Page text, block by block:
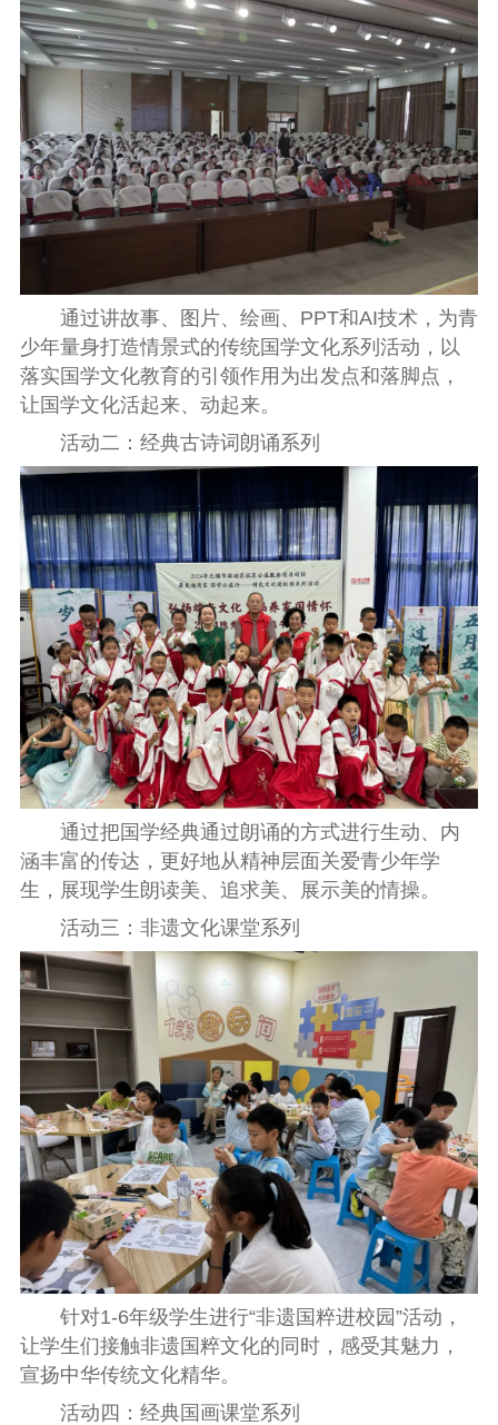
通过讲故事、图片、绘画、PPT和AI技术，为青
少年量身打造情景式的传统国学文化系列活动，以
落实国学文化教育的引领作用为出发点和落脚点，
让国学文化活起来、动起来。
活动二：经典古诗词朗诵系列
通过把国学经典通过朗诵的方式进行生动、内
涵丰富的传达，更好地从精神层面关爱青少年学
生，展现学生朗读美、追求美、展示美的情操。
活动三：非遗文化课堂系列
针对1-6年级学生进行“非遗国粹进校园”活动，
让学生们接触非遗国粹文化的同时，感受其魅力，
宣扬中华传统文化精华。
活动四：经典国画课堂系列